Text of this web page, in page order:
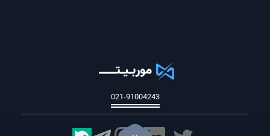
پاسخ به سوالات متداول در رابطه با خرید
021-91004243